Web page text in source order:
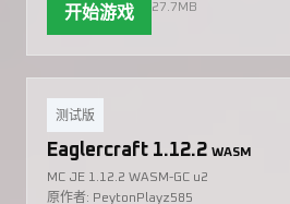
开始游戏 27.7MB
测试版
Eaglercraft 1.12.2 WASM
MC JE 1.12.2 WASM-GC u2
原作者: PeytonPlayz585